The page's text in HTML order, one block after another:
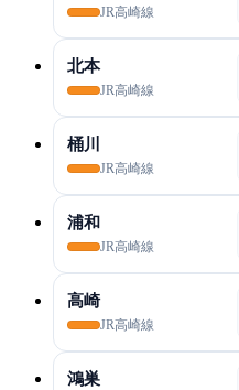
JR高崎線
北本
JR高崎線
桶川
JR高崎線
浦和
JR高崎線
高崎
JR高崎線
鴻巣